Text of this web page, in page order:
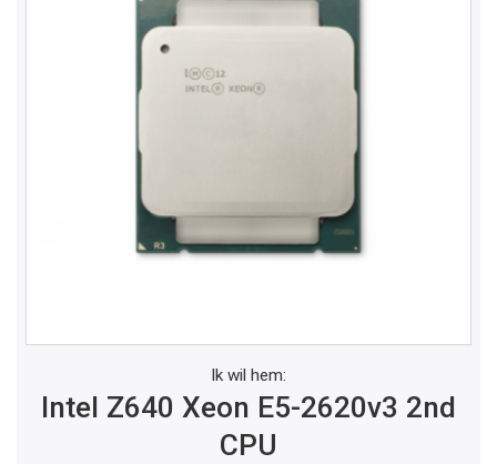
Ik wil hem:
Intel Z640 Xeon E5-2620v3 2nd
CPU